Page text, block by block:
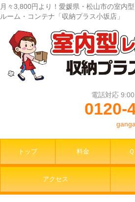
月々3,800円より！愛媛県・松山市の室内
ルーム・コンテナ「収納プラス小坂店」
0120-
トップ 料金
アクセス